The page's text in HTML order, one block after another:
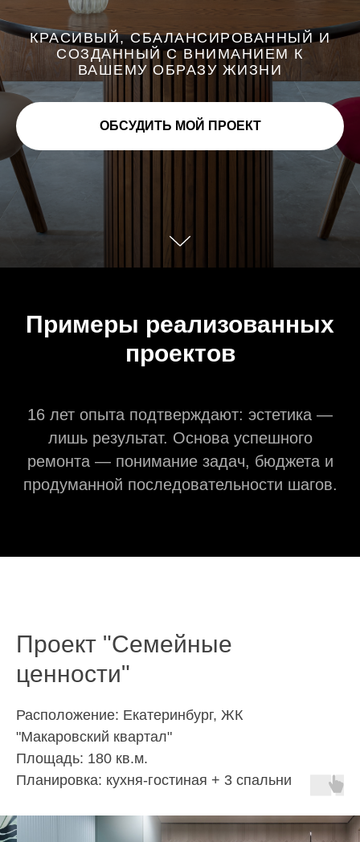
КРАСИВЫЙ, СБАЛАНСИРОВАННЫЙ И
СОЗДАННЫЙ С ВНИМАНИЕМ К
ВАШЕМУ ОБРАЗУ ЖИЗНИ
ОБСУДИТЬ МОЙ ПРОЕКТ
Примеры реализованных
проектов
16 лет опыта подтверждают: эстетика —
лишь результат. Основа успешного
ремонта — понимание задач, бюджета и
продуманной последовательности шагов.
Проект "Семейные
ценности"
Расположение: Екатеринбург, ЖК
"Макаровский квартал"
Площадь: 180 кв.м.
Планировка: кухня-гостиная + 3 спальни